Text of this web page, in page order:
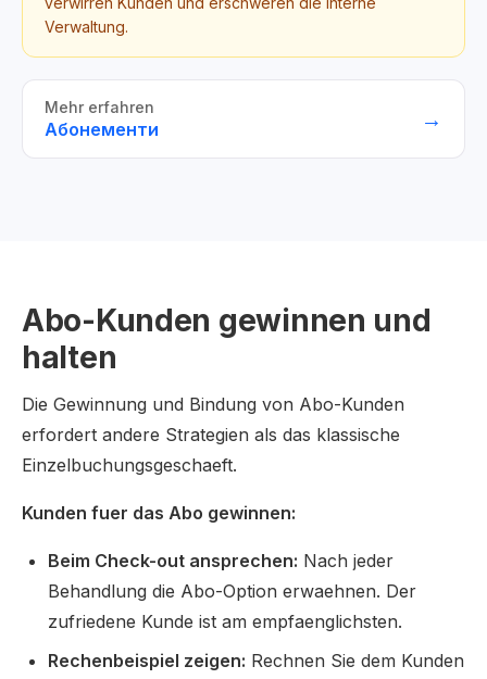
Verwaltung.
Mehr erfahren
Абонементи →
Abo-Kunden gewinnen und
halten
Die Gewinnung und Bindung von Abo-Kunden
erfordert andere Strategien als das klassische
Einzelbuchungsgeschaeft.
Kunden fuer das Abo gewinnen:
Beim Check-out ansprechen: Nach jeder
Behandlung die Abo-Option erwaehnen. Der
zufriedene Kunde ist am empfaenglichsten.
Rechenbeispiel zeigen: Rechnen Sie dem Kunden